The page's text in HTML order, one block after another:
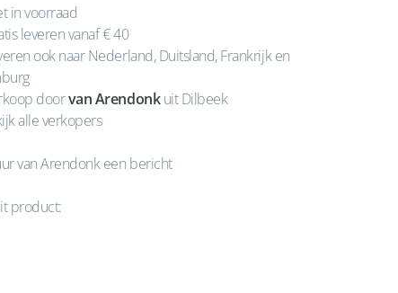
in voorraad
leveren vanaf € 40
ook naar Nederland, Duitsland, Frankrijk en
doorvan Arendonkuit Dilbeek
alle verkopers
van Arendonk een bericht
product: